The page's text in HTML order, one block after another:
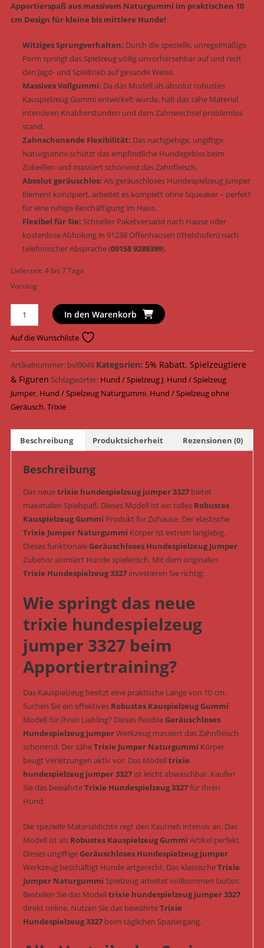
Apportierspaß aus massivem Naturgummi im praktischen 10
cm Design für kleine bis mittlere Hunde!
Witziges Sprungverhalten: Durch die spezielle, unregelmäßige
Form springt das Spielzeug völlig unvorhersehbar auf und reizt
den Jagd- und Spieltrieb auf gesunde Weise.
Massives Vollgummi: Da das Modell als absolut robustes
Kauspielzeug Gummi entwickelt wurde, hält das zähe Material
intensiven Knabberstunden und dem Zahnwechsel problemlos
stand.
Zahnschonende Flexibilität: Das nachgiebige, ungiftige
Naturgummi schützt das empfindliche Hundegebiss beim
Zubeißen und massiert schonend das Zahnfleisch.
Absolut geräuschlos: Als geräuschloses Hundespielzeug Jumper
Element konzipiert, arbeitet es komplett ohne Squeaker – perfekt
für eine ruhige Beschäftigung im Haus.
Flexibel für Sie: Schneller Paketversand nach Hause oder
kostenlose Abholung in 91238 Offenhausen (Ittelshofen) nach
telefonischer Absprache (09158 9289399).
Lieferzeit:4 bis 7 Tage
Vorrätig
Trixie
Hundespielzeug
Jumper
Naturgummi
&
geräuschlos
10
cm
Nr.
3327)
In den Warenkorb
Auf die Wunschliste
Artikelnummer: bvl9049 Kategorien: 5% Rabatt, Spielzeugtiere
& Figuren Schlagwörter: Hund / Spielzeug J, Hund / Spielzeug
Jumper, Hund / Spielzeug Naturgummi, Hund / Spielzeug ohne
Geräusch,Trixie
Beschreibung Produktsicherheit Rezensionen (0)
Beschreibung
Das neuetrixie hundespielzeug jumper 3327bietet
maximalen Spielspaß. Dieses Modell ist ein tolles Robustes
Kauspielzeug Gummi Produkt für Zuhause. Der elastische
Trixie Jumper Naturgummi Körper ist extrem langlebig.
Dieses funktionaleGeräuschloses Hundespielzeug Jumper
Zubehör animiert Hunde spielerisch. Mit dem originalen
Trixie Hundespielzeug 3327investieren Sie richtig.
Wie springt das neue
trixie hundespielzeug
jumper 3327 beim
Apportiertraining?
Das Kauspielzeug besitzt eine praktische Länge von 10 cm.
Suchen Sie ein effektives Robustes Kauspielzeug Gummi
Modell für Ihren Liebling? Dieses flexibleGeräuschloses
Hundespielzeug JumperWerkzeug massiert das Zahnfleisch
schonend. Der zäheTrixie Jumper Naturgummi Körper
beugt Verletzungen aktiv vor. Das Modelltrixie
hundespielzeug jumper 3327ist leicht abwaschbar. Kaufen
Sie das bewährteTrixie Hundespielzeug 3327für Ihren
Hund.
Die spezielle Materialdichte regt den Kautrieb intensiv an. Das
Modell ist als Robustes Kauspielzeug Gummi Artikel perfekt.
Dieses ungiftigeGeräuschloses Hundespielzeug Jumper
Werkzeug beschäftigt Hunde artgerecht. Das klassischeTrixie
Jumper Naturgummi Spielzeug arbeitet vollkommen lautlos.
Bestellen Sie das Modelltrixie hundespielzeug jumper 3327
direkt online. Nutzen Sie das bewährteTrixie
Hundespielzeug 3327beim täglichen Spaziergang.